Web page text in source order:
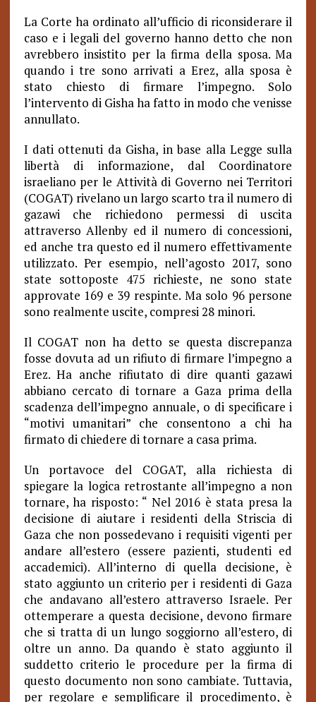
La Corte ha ordinato all’ufficio di riconsiderare il
caso e i legali del governo hanno detto che non
avrebbero insistito per la firma della sposa. Ma
quando i tre sono arrivati a Erez, alla sposa è
stato chiesto di firmare l’impegno. Solo
l’intervento di Gisha ha fatto in modo che venisse
annullato.
I dati ottenuti da Gisha, in base alla Legge sulla
libertà di informazione, dal Coordinatore
israeliano per le Attività di Governo nei Territori
(COGAT) rivelano un largo scarto tra il numero di
gazawi che richiedono permessi di uscita
attraverso Allenby ed il numero di concessioni,
ed anche tra questo ed il numero effettivamente
utilizzato. Per esempio, nell’agosto 2017, sono
state sottoposte 475 richieste, ne sono state
approvate 169 e 39 respinte. Ma solo 96 persone
sono realmente uscite, compresi 28 minori.
Il COGAT non ha detto se questa discrepanza
fosse dovuta ad un rifiuto di firmare l’impegno a
Erez. Ha anche rifiutato di dire quanti gazawi
abbiano cercato di tornare a Gaza prima della
scadenza dell’impegno annuale, o di specificare i
“motivi umanitari” che consentono a chi ha
firmato di chiedere di tornare a casa prima.
Un portavoce del COGAT, alla richiesta di
spiegare la logica retrostante all’impegno a non
tornare, ha risposto: “ Nel 2016 è stata presa la
decisione di aiutare i residenti della Striscia di
Gaza che non possedevano i requisiti vigenti per
andare all’estero (essere pazienti, studenti ed
accademici). All’interno di quella decisione, è
stato aggiunto un criterio per i residenti di Gaza
che andavano all’estero attraverso Israele. Per
ottemperare a questa decisione, devono firmare
che si tratta di un lungo soggiorno all’estero, di
oltre un anno. Da quando è stato aggiunto il
suddetto criterio le procedure per la firma di
questo documento non sono cambiate. Tuttavia,
per regolare e semplificare il procedimento, è